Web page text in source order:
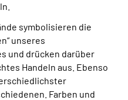
symbolisieren die
unseres
und drücken darüber
Handeln aus. Ebenso
Farben und